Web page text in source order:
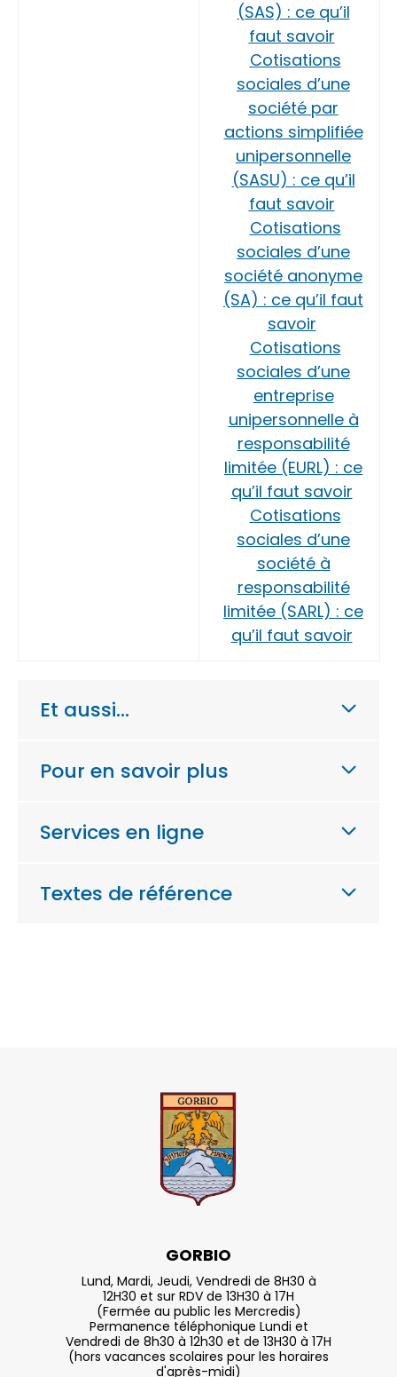
(SAS) : ce qu’il
faut savoir
Cotisations
sociales d’une
société par
actions simplifiée
unipersonnelle
(SASU) : ce qu’il
faut savoir
Cotisations
sociales d’une
société anonyme
(SA) : ce qu’il faut
savoir
Cotisations
sociales d’une
entreprise
unipersonnelle à
responsabilité
limitée (EURL) : ce
qu’il faut savoir
Cotisations
sociales d’une
société à
responsabilité
limitée (SARL) : ce
qu’il faut savoir
Et aussi…
Pour en savoir plus
Services en ligne
Textes de référence
GORBIO
Lund, Mardi, Jeudi, Vendredi de 8H30 à
12H30 et sur RDV de 13H30 à 17H
(Fermée au public les Mercredis)
Permanence téléphonique Lundi et
Vendredi de 8h30 à 12h30 et de 13H30 à 17H
(hors vacances scolaires pour les horaires
d'après-midi)